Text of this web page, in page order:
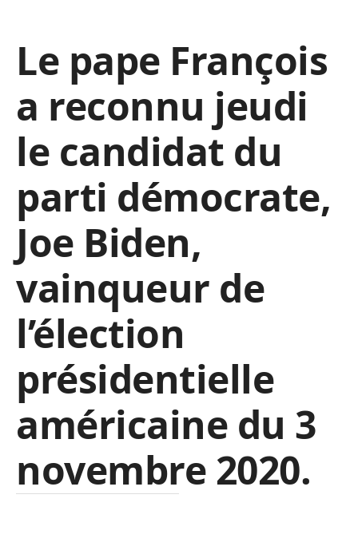
Le pape François
a reconnu jeudi
le candidat du
parti démocrate,
Joe Biden,
vainqueur de
l’élection
présidentielle
américaine du 3
novembre 2020.